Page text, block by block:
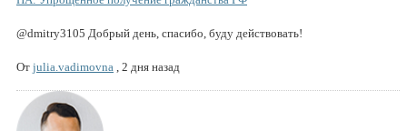
@dmitry3105 Добрый день, спасибо, буду действовать!
От julia.vadimovna , 2 дня назад